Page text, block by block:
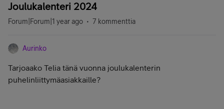
Joulukalenteri 2024
Forum|Forum|1 year ago 7 kommenttia
Aurinko
Tarjoaako Telia tänä vuonna joulukalenterin
puhelinliittymäasiakkaille?